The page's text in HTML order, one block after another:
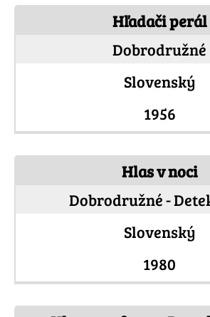
Hľadači perál
Dobrodružné
Slovenský
1956
Hlas v noci
Dobrodružné -
Slovenský
1980